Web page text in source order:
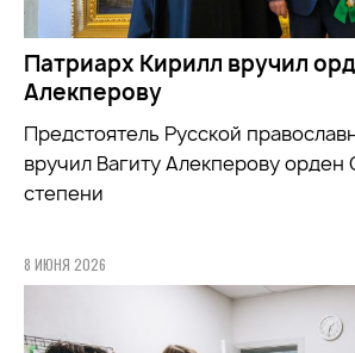
Патриарх Кирилл вручил
Алекперову
Предстоятель Русской
вручил Вагиту Алекперову орден
степени
8 ИЮНЯ 2026